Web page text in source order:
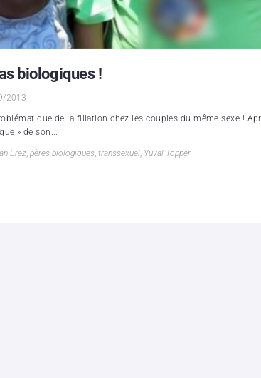
biologiques !
2013
de la filiation chez les couples du même sexe !
» de son...
Erez, pères biologiques, transsexuel, Yuval Topper